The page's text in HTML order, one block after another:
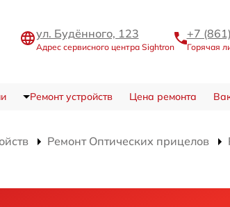
ул. Будённого, 123
Адрес сервисного центра Sightron
+7
Горячая
Ремонт устройств Цена ремонта
Ремонт Оптических прицелов